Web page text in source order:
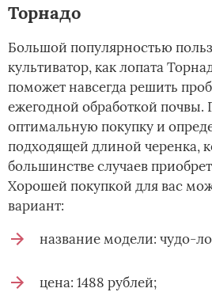
Торнадо
Большой популярностью
культиватор, как лопата
поможет навсегда решить
ежегодной обработкой почвы.
оптимальную покупку и
подходящей длиной черенка,
большинстве случаев
Хорошей покупкой для вас
вариант:
название модели: чудо-
цена: 1488 рублей;